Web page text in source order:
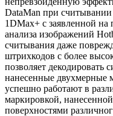
DataMan при
1DMax+ с заявленной на
анализа изображений
считывания даже
штрихкодов с более
позволяет декодировать
нанесенные двухмерные
успешно работают в
маркировкой,
поверхностями